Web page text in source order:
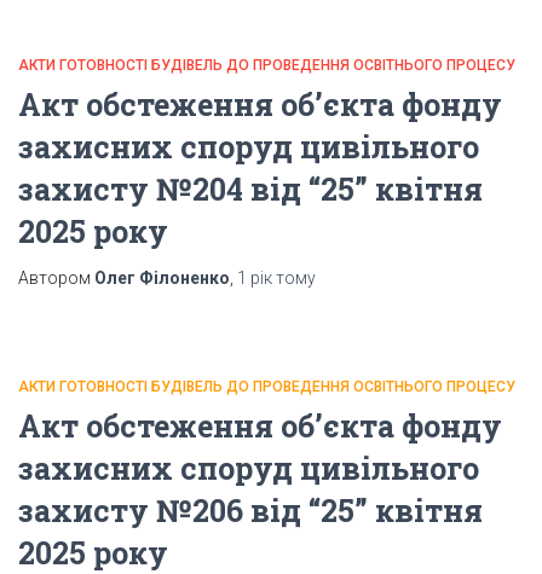
АКТИ ГОТОВНОСТІ БУДІВЕЛЬ ДО ПРОВЕДЕННЯ ОСВІТНЬОГО ПРОЦЕСУ
Акт обстеження об’єкта фонду
захисних споруд цивільного
захисту №204 від “25” квітня
2025 року
Автором Олег Філоненко 1 ріктому
АКТИ ГОТОВНОСТІ БУДІВЕЛЬ ДО ПРОВЕДЕННЯ ОСВІТНЬОГО ПРОЦЕСУ
Акт обстеження об’єкта фонду
захисних споруд цивільного
захисту №206 від “25” квітня
2025 року